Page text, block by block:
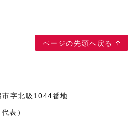
ページの先頭へ戻る
市字北吸1044番地
代表）